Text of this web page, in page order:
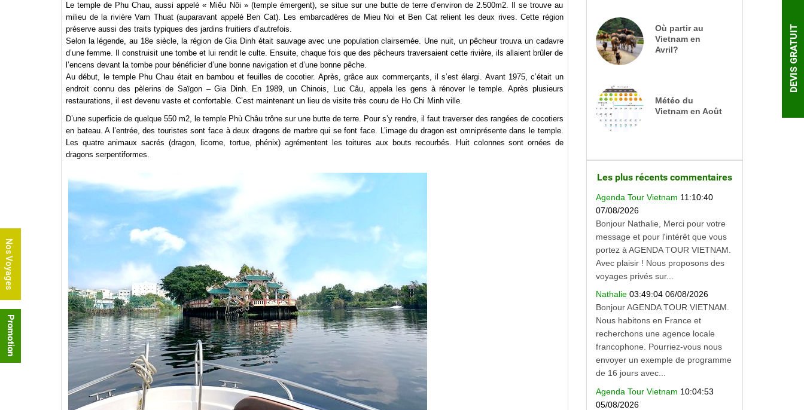
Le temple de Phu Chau, aussi appelé « Miêu Nôi » (temple émergent), se situe sur une butte de terre d’environ de 2.500m2. Il se trouve au
milieu de la rivière Vam Thuat (auparavant appelé Ben Cat). Les embarcadères de Mieu Noi et Ben Cat relient les deux rives. Cette région
préserve aussi des traits typiques des jardins fruitiers d’autrefois.
Selon la légende, au 18e siècle, la région de Gia Dinh était sauvage avec une population clairsemée. Une nuit, un pêcheur trouva un cadavre
d’une femme. Il construisit une tombe et lui rendit le culte. Ensuite, chaque fois que des pêcheurs traversaient cette rivière, ils allaient brûler de
l’encens devant la tombe pour bénéficier d’une bonne navigation et d’une bonne pêche.
Au début, le temple Phu Chau était en bambou et feuilles de cocotier. Après, grâce aux commerçants, il s’est élargi. Avant 1975, c’était un
endroit connu des pèlerins de Saïgon – Gia Dinh. En 1989, un Chinois, Luc Câu, appela les gens à rénover le temple. Après plusieurs
restaurations, il est devenu vaste et confortable. C’est maintenant un lieu de visite très couru de Ho Chi Minh ville.
D’une superficie de quelque 550 m2, le temple Phù Châu trône sur une butte de terre. Pour s’y rendre, il faut traverser des rangées de cocotiers
en bateau. A l’entrée, des touristes sont face à deux dragons de marbre qui se font face. L’image du dragon est omniprésente dans le temple.
Les quatre animaux sacrés (dragon, licorne, tortue, phénix) agrémentent les toitures aux bouts recourbés. Huit colonnes sont ornées de
dragons serpentiformes.
Où partir au
Vietnam en
Avril?
Météo du
Vietnam en Août
Les plus récents commentaires
Agenda Tour Vietnam 11:10:40
07/08/2026
Bonjour Nathalie, Merci pour votre
message et pour l'intérêt que vous
portez à AGENDA TOUR VIETNAM.
Avec plaisir ! Nous proposons des
voyages privés sur...
Nathalie 03:49:04 06/08/2026
Bonjour AGENDA TOUR VIETNAM.
Nous habitons en France et
recherchons une agence locale
francophone. Pourriez-vous nous
envoyer un exemple de programme
de 16 jours avec...
Agenda Tour Vietnam 10:04:53
05/08/2026
DEVIS GRATUIT
Nos Voyages